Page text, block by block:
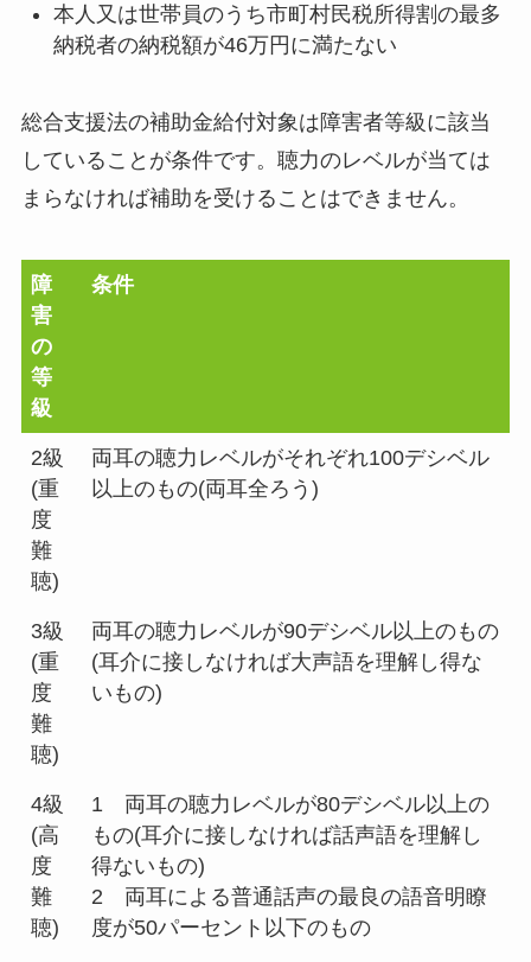
本人又は世帯員のうち市町村民税所得割の最多
納税者の納税額が46万円に満たない
総合支援法の補助金給付対象は障害者等級に該当
していることが条件です。聴力のレベルが当ては
まらなければ補助を受けることはできません。
障
害
の
等
級
条件
2級
(重
度
難
聴)
両耳の聴力レベルがそれぞれ100デシベル
以上のもの(両耳全ろう)
3級
(重
度
難
聴)
両耳の聴力レベルが90デシベル以上のもの
(耳介に接しなければ大声語を理解し得な
いもの)
4級
(高
度
難
聴)
1 両耳の聴力レベルが80デシベル以上の
もの(耳介に接しなければ話声語を理解し
得ないもの)
2 両耳による普通話声の最良の語音明瞭
度が50パーセント以下のもの